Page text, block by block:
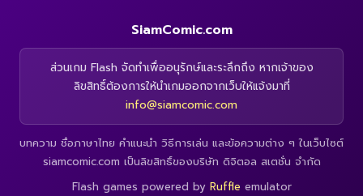
SiamComic.com
ส่วนเกม Flash จัดทำเพื่ออนุรักษ์และระลึกถึง หากเจ้าของ
ลิขสิทธิ์ต้องการให้นำเกมออกจากเว็บให้แจ้งมาที่
info@siamcomic.com
บทความ ชื่อภาษาไทย คำแนะนำ วิธีการเล่น และข้อความต่าง ๆ ในเว็บไซต์
siamcomic.com เป็นลิขสิทธิ์ของบริษัท ดิจิตอล สเตชั่น จำกัด
Flash games powered by Ruffle emulator